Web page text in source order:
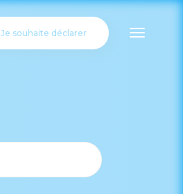
Je souhaite déclarer